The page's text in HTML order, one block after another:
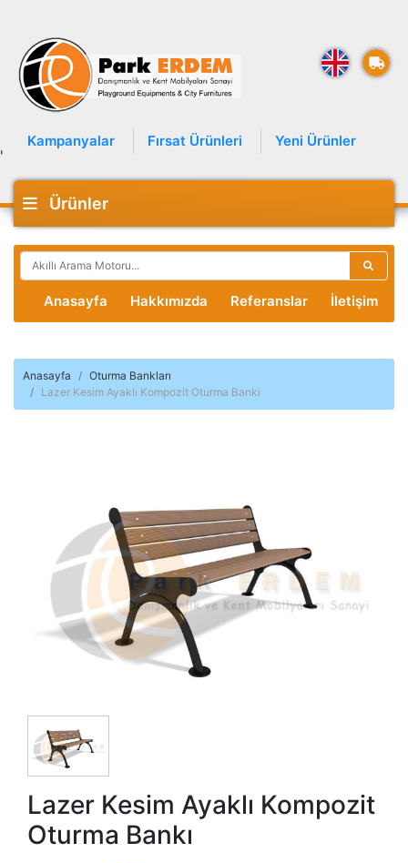
Kampanyalar Fırsat Ürünleri Yeni Ürünler
'
Ürünler
Anasayfa Hakkımızda Referanslar İletişim
Anasayfa
Oturma Bankları
Lazer Kesim Ayaklı Kompozit Oturma Bankı
Lazer Kesim Ayaklı Kompozit
Oturma Bankı